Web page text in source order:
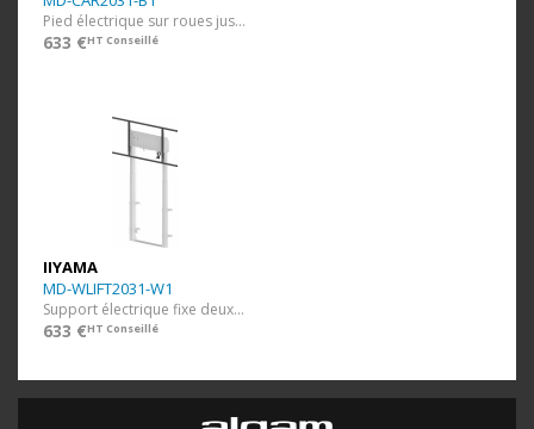
Pied électrique sur roues jusqu'à 98"
633 €HT Conseillé
IIYAMA
MD-WLIFT2031-W1
Support électrique fixe deux colonnes (< 98")
633 €HT Conseillé